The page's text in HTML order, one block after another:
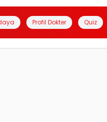
Profil Dokter Quiz